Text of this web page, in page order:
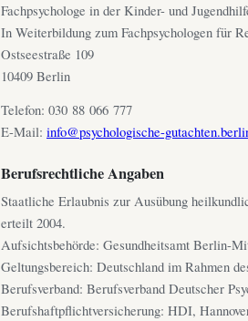
Fachpsychologe in der Kinder- und
In Weiterbildung zum Fachpsychologen für
Ostseestraße 109
10409 Berlin
Telefon: 030 88 066 777
E-Mail: info@psychologische-
Berufsrechtliche Angaben
Staatliche Erlaubnis zur Ausübung
erteilt 2004.
Aufsichtsbehörde: Gesundheitsamt Berlin-
Geltungsbereich: Deutschland im Rahmen
Berufsverband: Berufsverband Deutscher
Berufshaftpflichtversicherung: HDI,